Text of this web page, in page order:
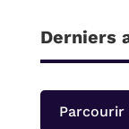
Derniers
Parcourir